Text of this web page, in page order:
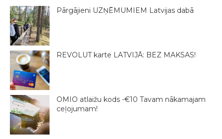
Pārgājieni UZŅĒMUMIEM Latvijas dabā
REVOLUT karte LATVIJĀ: BEZ MAKSAS!
OMIO atlaižu kods -€10 Tavam nākamajam
ceļojumam!